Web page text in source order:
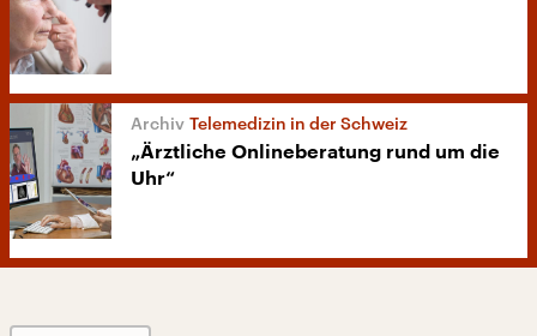
Telemedizin in der Schweiz
„Ärztliche Onlineberatung rund um die
Uhr“